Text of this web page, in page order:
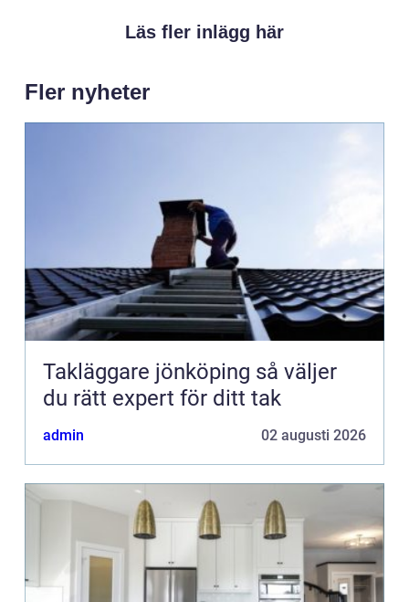
Läs fler inlägg här
Fler nyheter
Takläggare jönköping så väljer
du rätt expert för ditt tak
admin 02 augusti 2026